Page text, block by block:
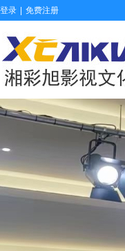
登录 免费注册